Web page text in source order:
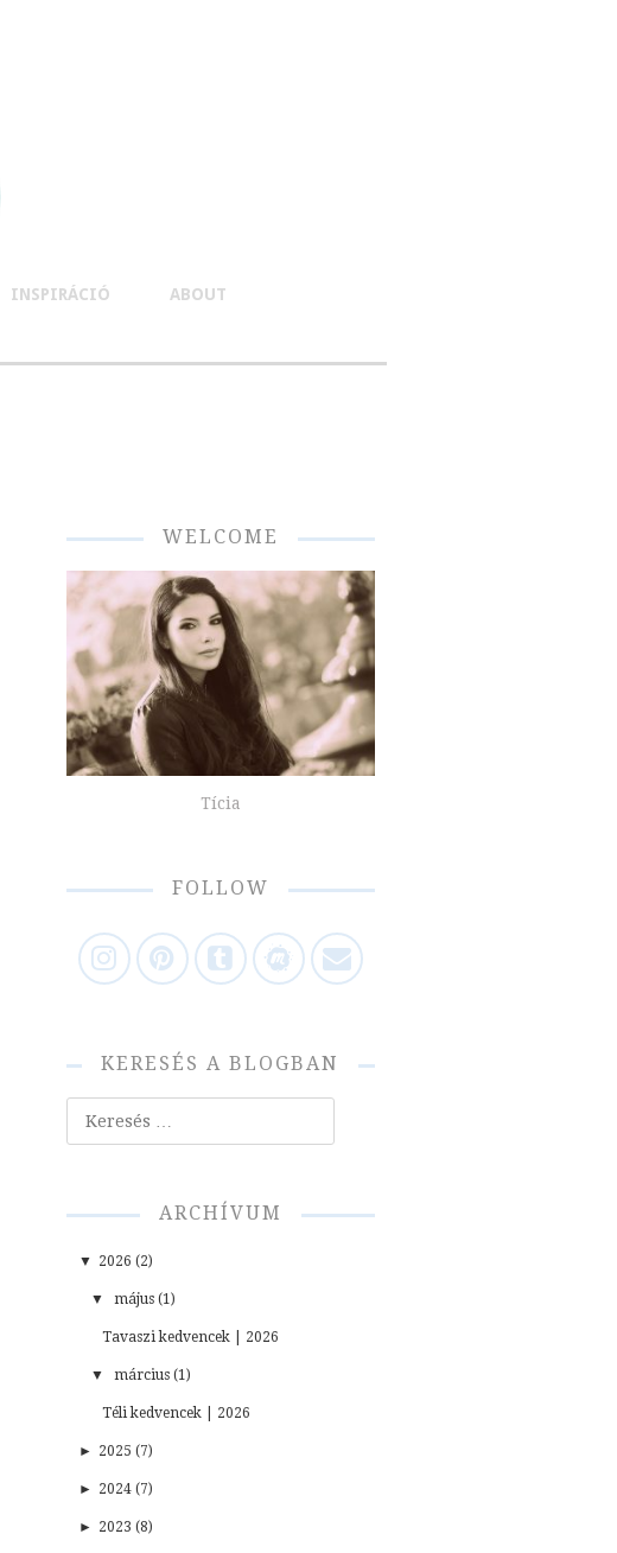
INSPIRÁCIÓ ABOUT
WELCOME
Tícia
FOLLOW
KERESÉS A BLOGBAN
Keresés
ARCHÍVUM
▼ 2026 (2)
▼ május (1)
Tavaszi kedvencek | 2026
▼ március (1)
Téli kedvencek | 2026
► 2025 (7)
► 2024 (7)
► 2023 (8)